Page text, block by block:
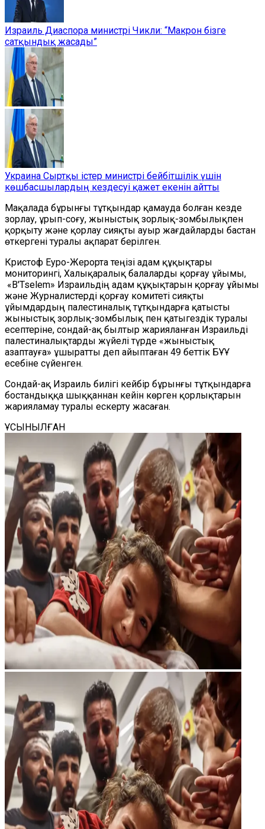
Израиль Диаспора министрі Чикли: “Макрон бізге
сатқындық жасады”
Украина Сыртқы істер министрі бейбітшілік үшін
көшбасшылардың кездесуі қажет екенін айтты
Мақалада бұрынғы тұтқындар қамауда болған кезде
зорлау, ұрып-соғу, жыныстық зорлық-зомбылықпен
қорқыту және қорлау сияқты ауыр жағдайларды бастан
өткергені туралы ақпарат берілген.
Кристоф Еуро-Жерорта теңізі адам құқықтары
мониторингі, Халықаралық балаларды қорғау ұйымы,
«B'Tselem» Израильдің адам құқықтарын қорғау ұйымы
және Журналистерді қорғау комитеті сияқты
ұйымдардың палестиналық тұтқындарға қатысты
жыныстық зорлық-зомбылық пен қатыгездік туралы
есептеріне, сондай-ақ былтыр жарияланған Израильді
палестиналықтарды жүйелі түрде «жыныстық
азаптауға» ұшыратты деп айыптаған 49 беттік БҰҰ
есебіне сүйенген.
Сондай-ақ Израиль билігі кейбір бұрынғы тұтқындарға
бостандыққа шыққаннан кейін көрген қорлықтарын
жарияламау туралы ескерту жасаған.
ҰСЫНЫЛҒАН